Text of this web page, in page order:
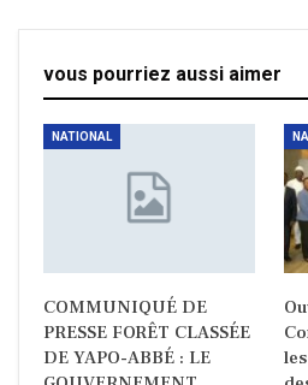
vous pourriez aussi aimer
NATIONAL
COMMUNIQUÉ DE
PRESSE FORÊT CLASSÉE
DE YAPO-ABBÉ : LE